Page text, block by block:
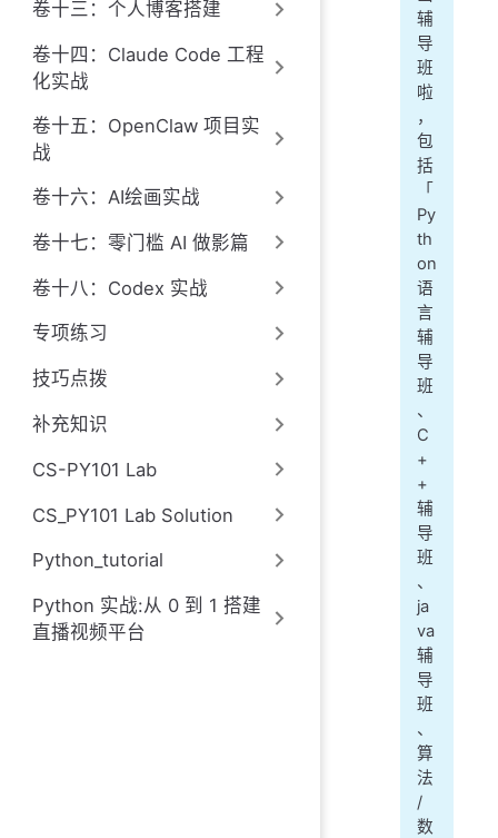
卷十三：个人博客搭建
卷十四：Claude Code 工程
化实战
卷十五：OpenClaw 项目实
战
卷十六：AI绘画实战
卷十七：零门槛 AI 做影篇
卷十八：Codex 实战
专项练习
技巧点拨
补充知识
CS-PY101 Lab
CS_PY101 Lab Solution
Python_tutorial
Python 实战:从 0 到 1 搭建
直播视频平台
辅
导
班
啦
，
包
括
「
Py
th
on
语
言
辅
导
班
、
C
+
+
辅
导
班
、
ja
va
辅
导
班
、
算
法
/
数